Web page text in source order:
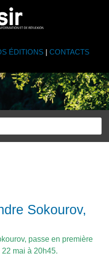
ÉDITIONS| CONTACTS
Sokourov,
passe en première
mai à 20h45.